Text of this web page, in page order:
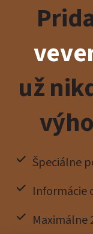
už
Špeciálne
Informácie
Maximálne